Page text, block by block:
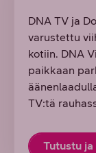
DNA TV ja
varustettu
kotiin. DNA
paikkaan
TV:tä
Tutustu